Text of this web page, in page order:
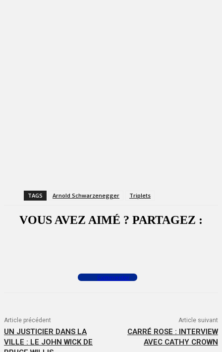
TAGS Arnold Schwarzenegger Triplets
VOUS AVEZ AIMÉ ? PARTAGEZ :
Commenter
Article précédent
UN JUSTICIER DANS LA
VILLE : LE JOHN WICK DE
Article suivant
CARRÉ ROSE : INTERVIEW
AVEC CATHY CROWN